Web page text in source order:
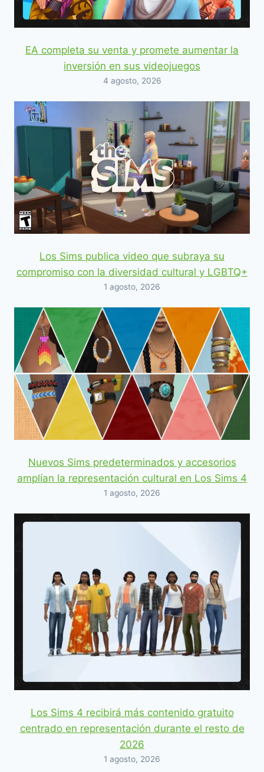
EA completa su venta y promete aumentar la
inversión en sus videojuegos
4 agosto, 2026
Los Sims publica video que subraya su
compromiso con la diversidad cultural y LGBTQ+
1 agosto, 2026
Nuevos Sims predeterminados y accesorios
amplían la representación cultural en Los Sims 4
1 agosto, 2026
Los Sims 4 recibirá más contenido gratuito
centrado en representación durante el resto de
2026
1 agosto, 2026